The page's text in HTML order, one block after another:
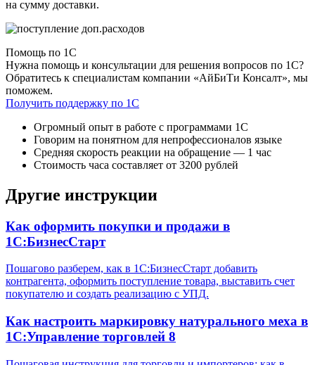
на сумму доставки.
Помощь по 1С
Нужна помощь и консультации для решения вопросов по 1С?
Обратитесь к специалистам компании «АйБиТи Консалт», мы
поможем.
Получить поддержку по 1С
Огромный опыт в работе с программами 1С
Говорим на понятном для непрофессионалов языке
Средняя скорость реакции на обращение — 1 час
Стоимость часа составляет от 3200 рублей
Другие инструкции
Как оформить покупки и продажи в
1С:БизнесСтарт
Пошагово разберем, как в 1С:БизнесСтарт добавить
контрагента, оформить поступление товара, выставить счет
покупателю и создать реализацию с УПД.
Как настроить маркировку натурального меха в
1С:Управление торговлей 8